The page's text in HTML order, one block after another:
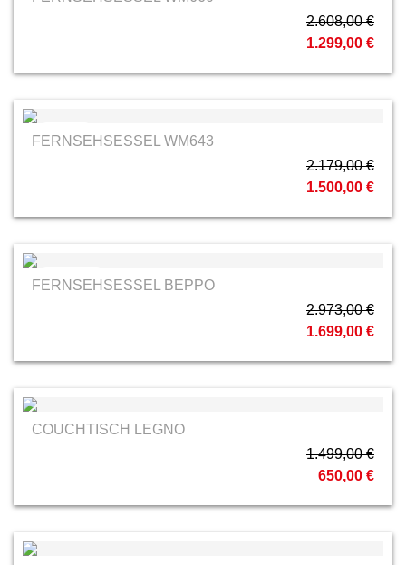
2.608,00 €
1.299,00 €
Carina
FERNSEHSESSEL WM643
2.179,00 €
1.500,00 €
Activineo
FERNSEHSESSEL BEPPO
2.973,00 €
1.699,00 €
COUCHTISCH LEGNO
1.499,00 €
650,00 €